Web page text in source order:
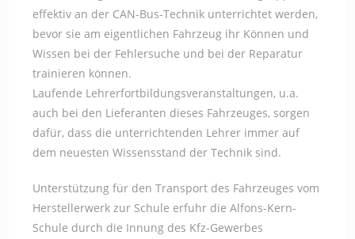
effektiv an der CAN-Bus-Technik unterrichtet werden,
bevor sie am eigentlichen Fahrzeug ihr Können und
Wissen bei der Fehlersuche und bei der Reparatur
trainieren können.
Laufende Lehrerfortbildungsveranstaltungen, u.a.
auch bei den Lieferanten dieses Fahrzeuges, sorgen
dafür, dass die unterrichtenden Lehrer immer auf
dem neuesten Wissensstand der Technik sind.
Unterstützung für den Transport des Fahrzeuges vom
Herstellerwerk zur Schule erfuhr die Alfons-Kern-
Schule durch die Innung des Kfz-Gewerbes